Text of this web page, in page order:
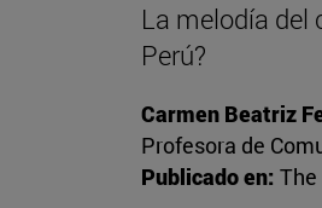
La melodía del
Perú?
Carmen Beatriz
Profesora de
Publicado en: